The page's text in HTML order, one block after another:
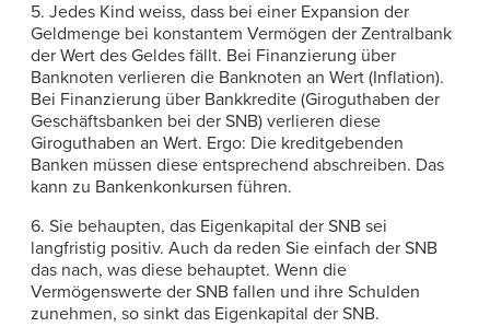
5. Jedes Kind weiss, dass bei einer Expansion der
Geldmenge bei konstantem Vermögen der Zentralbank
der Wert des Geldes fällt. Bei Finanzierung über
Banknoten verlieren die Banknoten an Wert (Inflation).
Bei Finanzierung über Bankkredite (Giroguthaben der
Geschäftsbanken bei der SNB) verlieren diese
Giroguthaben an Wert. Ergo: Die kreditgebenden
Banken müssen diese entsprechend abschreiben. Das
kann zu Bankenkonkursen führen.
6. Sie behaupten, das Eigenkapital der SNB sei
langfristig positiv. Auch da reden Sie einfach der SNB
das nach, was diese behauptet. Wenn die
Vermögenswerte der SNB fallen und ihre Schulden
zunehmen, so sinkt das Eigenkapital der SNB.